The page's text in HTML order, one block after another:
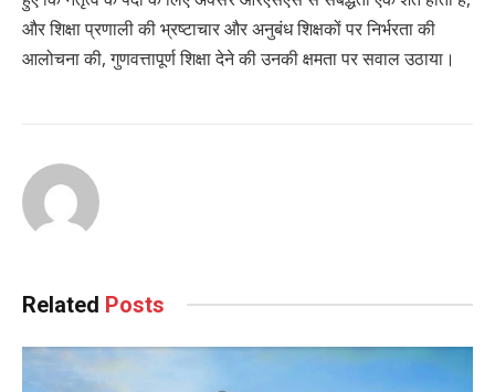
और शिक्षा प्रणाली की भ्रष्टाचार और अनुबंध शिक्षकों पर निर्भरता की
आलोचना की, गुणवत्तापूर्ण शिक्षा देने की उनकी क्षमता पर सवाल उठाया।
Related Posts